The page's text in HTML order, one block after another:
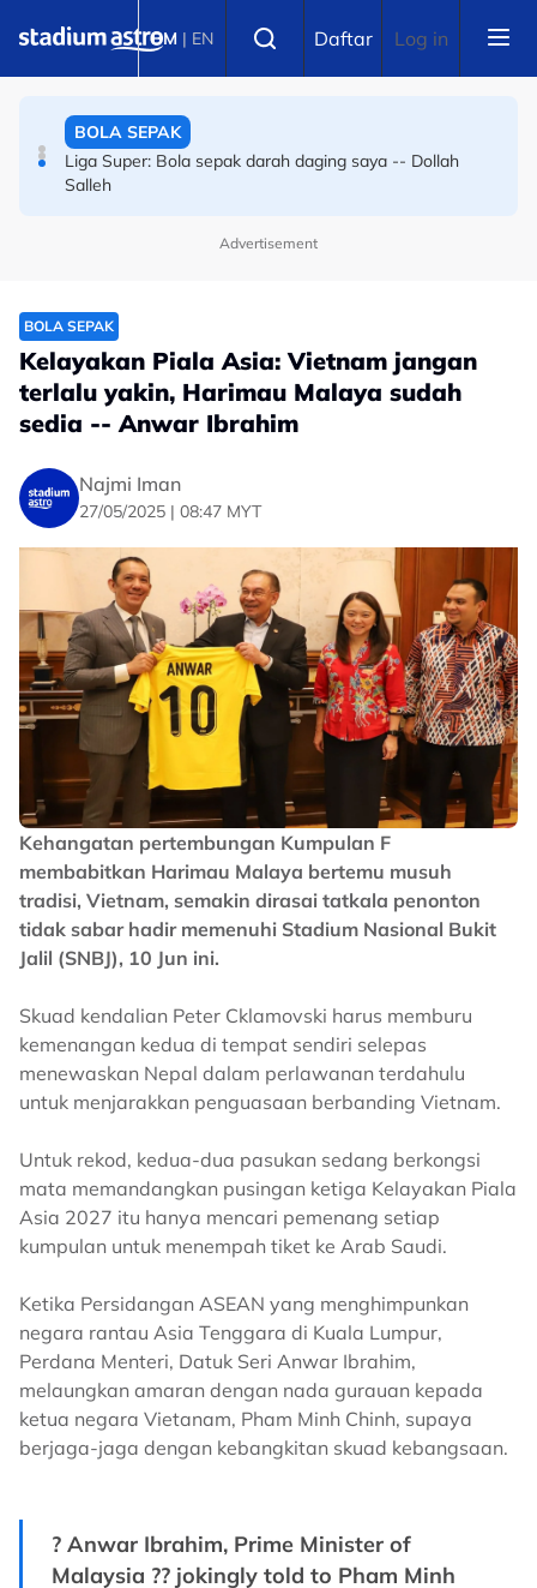
BM | EN Daftar Log in
Bola sepak Korea Selatan goncang lagi, hiburan seks
BOLA SEPAK
Liga Super: Bola sepak darah daging saya -- Dollah
Salleh
Advertisement
BOLA SEPAK
Kelayakan Piala Asia: Vietnam jangan
terlalu yakin, Harimau Malaya sudah
sedia -- Anwar Ibrahim
Najmi Iman
27/05/2025 | 08:47 MYT
Kehangatan pertembungan Kumpulan F
membabitkan Harimau Malaya bertemu musuh
tradisi, Vietnam, semakin dirasai tatkala penonton
tidak sabar hadir memenuhi Stadium Nasional Bukit
Jalil (SNBJ), 10 Jun ini.
Skuad kendalian Peter Cklamovski harus memburu
kemenangan kedua di tempat sendiri selepas
menewaskan Nepal dalam perlawanan terdahulu
untuk menjarakkan penguasaan berbanding Vietnam.
Untuk rekod, kedua-dua pasukan sedang berkongsi
mata memandangkan pusingan ketiga Kelayakan Piala
Asia 2027 itu hanya mencari pemenang setiap
kumpulan untuk menempah tiket ke Arab Saudi.
Ketika Persidangan ASEAN yang menghimpunkan
negara rantau Asia Tenggara di Kuala Lumpur,
Perdana Menteri, Datuk Seri Anwar Ibrahim,
melaungkan amaran dengan nada gurauan kepada
ketua negara Vietanam, Pham Minh Chinh, supaya
berjaga-jaga dengan kebangkitan skuad kebangsaan.
? Anwar Ibrahim, Prime Minister of
Malaysia ?? jokingly told to Pham Minh